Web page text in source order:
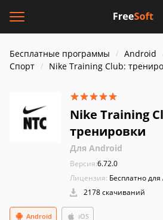
Бесплатные программы Android
Спорт
Nike Training Club:
Nike Training
тренировки
Для Android
Версия:6.72.0
Лицензия: Бесплатно
2178 скачиваний
Android iOS